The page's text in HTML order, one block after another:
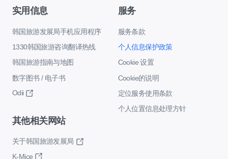
实用信息
韩国旅游发展局手机应用程序
1330韩国旅游咨询翻译热线
韩国旅游指南与地图
数字图书 / 电子书
Odii
服务
服务条款
个人信息保护政策
Cookie 设置
Cookie的说明
定位服务使用条款
个人位置信息处理方针
其他相关网站
关于韩国旅游发展局
K-Mice